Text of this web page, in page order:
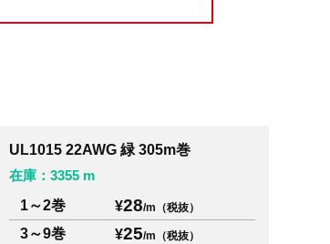
UL1015 22AWG 緑 305m巻
在庫：3355 m
1～2巻
¥28/m（税抜）
3～9巻 ¥25/m（税抜）